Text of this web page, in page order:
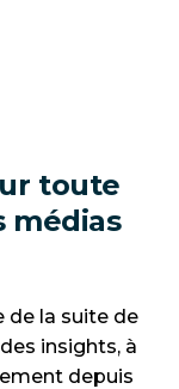
toute
médias
de la suite de
insights, à
depuis